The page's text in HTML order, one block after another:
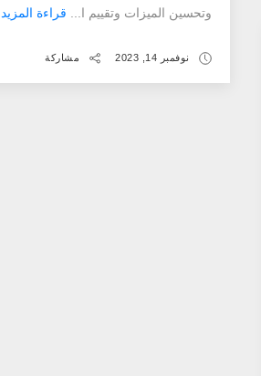
وتحسين الميزات وتقييم ا... قراءة المزيد
نوفمبر 14, 2023 مشاركة